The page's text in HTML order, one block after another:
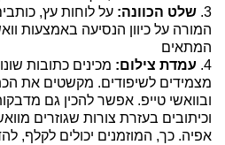
3. שלט הכוונה: על לוחות עץ,
המורה על כיוון הנסיעה באמצעות
המתאים
4. עמדת צילום: מכינים כתובות
מצמידים לשיפודים. מקשטים את
ובוואשי טייפ. אפשר להכין גם
וכיתובים בעזרת צורות שגוזרים
אפיה. כך, המוזמנים יכולים לקלף,